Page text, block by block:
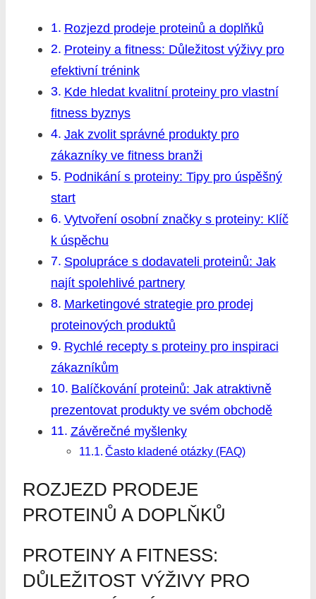
Rozjezd prodeje proteinů a doplňků
Proteiny a fitness: Důležitost výživy pro
efektivní trénink
Kde hledat kvalitní proteiny pro vlastní
fitness byznys
Jak zvolit správné produkty pro
zákazníky ve fitness branži
Podnikání s proteiny: Tipy pro úspěšný
start
Vytvoření osobní značky s proteiny: Klíč
k úspěchu
Spolupráce s dodavateli proteinů: Jak
najít spolehlivé partnery
Marketingové strategie pro prodej
proteinových produktů
Rychlé recepty s proteiny pro inspiraci
zákazníkům
Balíčkování proteinů: Jak atraktivně
prezentovat produkty ve svém obchodě
Závěrečné myšlenky
Často kladené otázky (FAQ)
ROZJEZD PRODEJE
PROTEINŮ A DOPLŇKŮ
PROTEINY A FITNESS:
DŮLEŽITOST VÝŽIVY PRO